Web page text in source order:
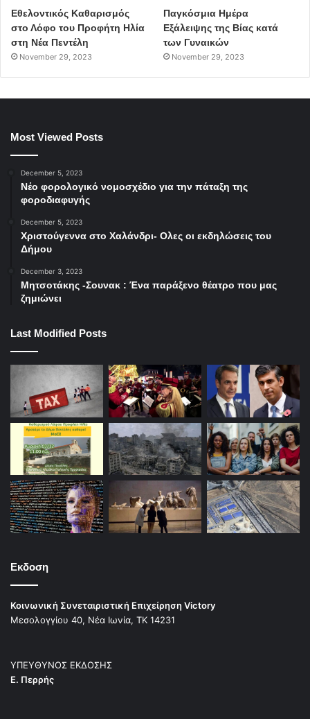
Εθελοντικός Καθαρισμός
στο Λόφο του Προφήτη Ηλία
στη Νέα Πεντέλη
November 29, 2023
Παγκόσμια Ημέρα
Εξάλειψης της Βίας κατά
των Γυναικών
November 29, 2023
Most Viewed Posts
December 5, 2023
Νέο φορολογικό νομοσχέδιο για την πάταξη της
φοροδιαφυγής
December 5, 2023
Χριστούγεννα στο Χαλάνδρι- Ολες οι εκδηλώσεις του
Δήμου
December 3, 2023
Μητσοτάκης -Σουνακ : Ένα παράξενο θέατρο που μας
ζημιώνει
Last Modified Posts
Εκδοση
Κοινωνική Συνεταιριστική Επιχείρηση Victory
Μεσολογγίου 40, Νέα Ιωνία, ΤΚ 14231
ΥΠΕΥΘΥΝΟΣ ΕΚΔΟΣΗΣ
Ε. Περρής